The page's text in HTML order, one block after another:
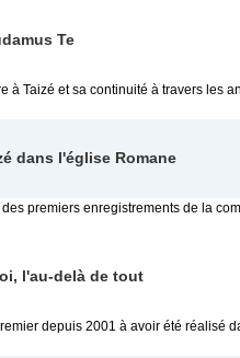
Te
Taizé et sa continuité à travers les
dans l'église Romane
premiers enregistrements de la
l'au-delà de tout
depuis 2001 à avoir été réalisé